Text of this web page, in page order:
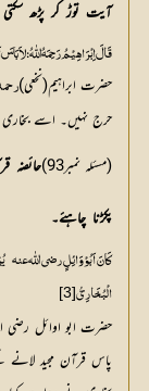
آیت توڑ کر پڑھ سکتی
قَالَ اِبْرَاہِیْمُ رَحِمَہُ اللّٰہُ :لاَ
حضرت ابراہیم(نخعی)
حرج نہیں۔ اسے
(مسئلہ نمبر93)
حائضہ
پکڑنا چاہئے۔
کَانَ اَبُوْ وَائِلٍ رضی اللّٰه عنہ
الْبُخَارِیُّ[3]
حضرت ابو اوائل رضی
پاس قرآن مجید لانے